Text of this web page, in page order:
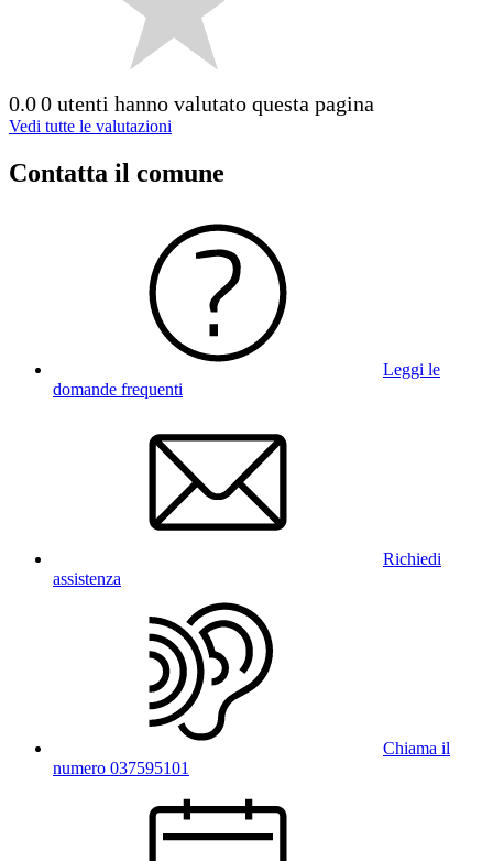
0.00 utenti hanno valutato questa pagina
Vedi tutte le valutazioni
Contatta il comune
Leggi le
domande frequenti
Richiedi
assistenza
Chiama il
numero 037595101